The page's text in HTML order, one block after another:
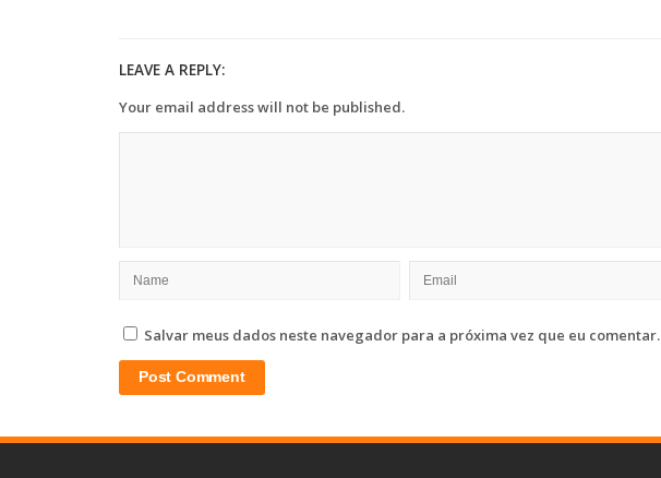
LEAVE A REPLY:
Your email address will not be published.
Salvar meus dados neste navegador para a próxima vez que eu comentar.